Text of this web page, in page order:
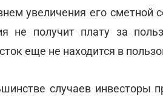
увеличения его сметной
не получит плату за
еще не находится в
случаев инвесторы